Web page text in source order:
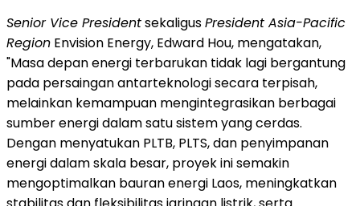
Senior Vice PresidentsekaligusPresident Asia-Pacific
Region Envision Energy, Edward Hou, mengatakan,
"Masa depan energi terbarukan tidak lagi bergantung
pada persaingan antarteknologi secara terpisah,
melainkan kemampuan mengintegrasikan berbagai
sumber energi dalam satu sistem yang cerdas.
Dengan menyatukan PLTB, PLTS, dan penyimpanan
energi dalam skala besar, proyek ini semakin
mengoptimalkan bauran energi Laos, meningkatkan